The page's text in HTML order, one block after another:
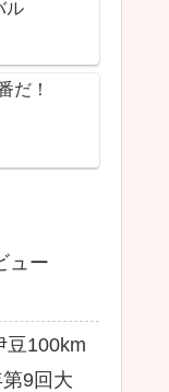
ル
だ！
ュー
豆100km
9回大